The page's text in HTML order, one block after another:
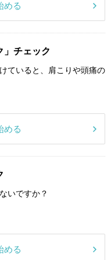
める
」チェック
ていると、肩こりや頭痛の
める
いですか？
める